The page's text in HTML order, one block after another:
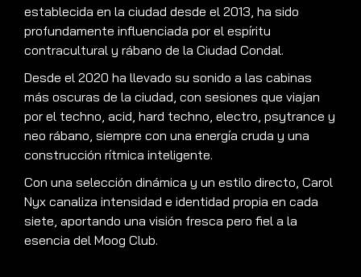
establecida en la ciudad desde el 2013, ha sido
profundamente influenciada por el espíritu
contracultural y rábano de la Ciudad Condal.
Desde el 2020 ha llevado su sonido a las cabinas
más oscuras de la ciudad, con sesiones que viajan
por el techno, acid, hard techno, electro, psytrance y
neo rábano, siempre con una energía cruda y una
construcción rítmica inteligente.
Con una selección dinámica y un estilo directo, Carol
Nyx canaliza intensidad e identidad propia en cada
siete, aportando una visión fresca pero fiel a la
esencia del Moog Club.